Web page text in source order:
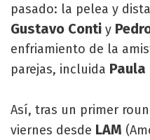
pasado: la pelea y
Gustavo Conti y
enfriamiento de la
parejas, incluida Paula
Así, tras un primer
viernes desde LAM